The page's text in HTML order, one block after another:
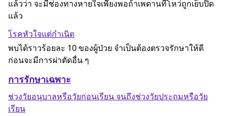
แล้วว่า จะมีช่องทางหายใจเพียงพอถ้าเพดานที่โหว่ถูกเย็บปิด
แล้ว
โรคหัวใจแต่กำเนิด
พบได้ราวร้อยละ 10 ของผู้ป่วย จำเป็นต้องตรวจรักษาให้ดี
ก่อนจะมีการผ่าตัดอื่น ๆ
การรักษาเฉพาะ
ช่วงวัยอนุบาลหรือวัยก่อนเรียน จนถึงช่วงวัยประถมหรือวัย
เรียน